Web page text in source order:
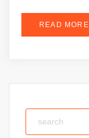
READ MORE